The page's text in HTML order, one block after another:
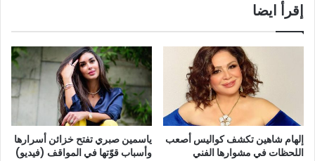
إقرأ ايضا
إلهام شاهين تكشف كواليس أصعب
اللحظات في مشوارها الفني
ياسمين صبري تفتح خزائن أسرارها
وأسباب قوّتها في المواقف (فيديو)